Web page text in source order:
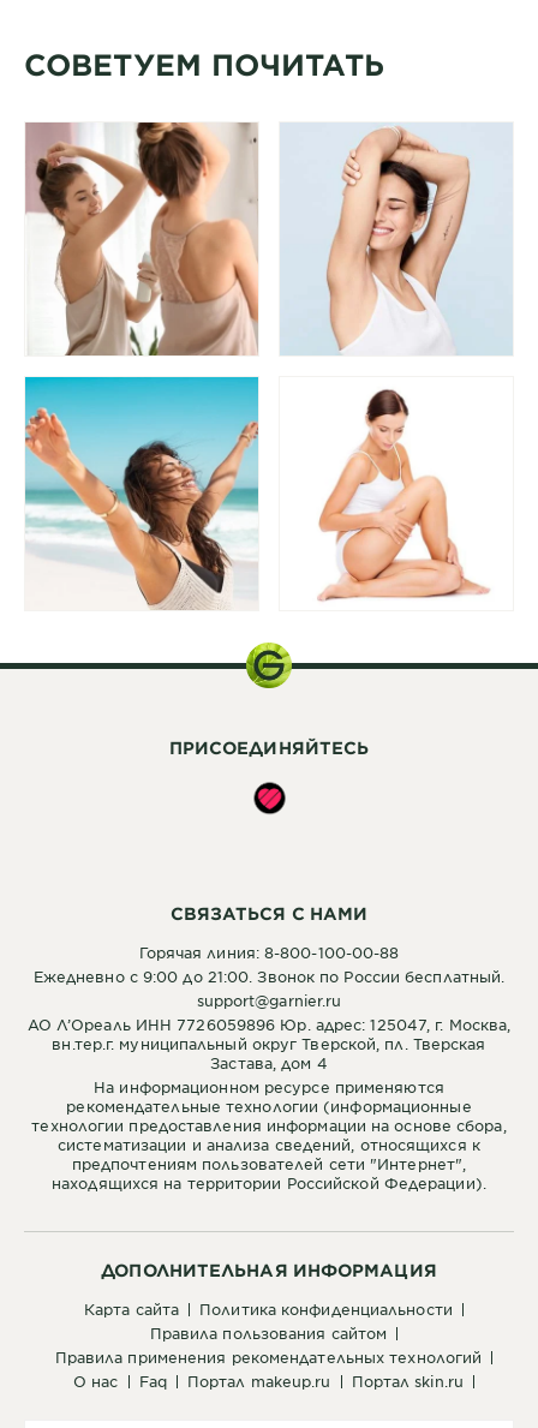
СОВЕТУЕМ ПОЧИТАТЬ
ДОПОЛНИТЕЛЬНАЯ ИНФОРМАЦИЯ
карта сайта
политика конфиденциальности
правила пользования сайтом
правила применения рекомендательных технологий
о нас
faq портал makeup.ru портал skin.ru
СВЯЗАТЬСЯ С НАМИ
Горячая линия: 8-800-100-00-88
Ежедневно с 9:00 до 21:00. Звонок по России бесплатный.
support@garnier.ru
АО Л’Ореаль ИНН 7726059896 Юр. адрес: 125047, г. Москва,
вн.тер.г. муниципальный округ Тверской, пл. Тверская
Застава, дом 4
На информационном ресурсе применяются
рекомендательные технологии (информационные
технологии предоставления информации на основе сбора,
систематизации и анализа сведений, относящихся к
предпочтениям пользователей сети "Интернет",
находящихся на территории Российской Федерации).
ПРИСОЕДИНЯЙТЕСЬ